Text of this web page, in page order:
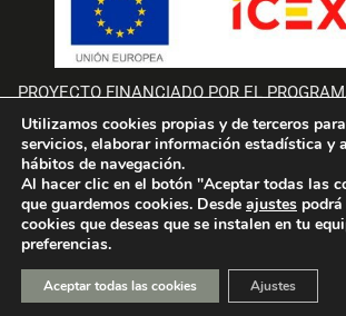
PROYECTO FINANCIADO POR EL
LA UNIÓN EUROPEA
La empresa Bodegas Valdemar participa en el
financiado por fondos de la Unión Europea, para
adversas de la retirada del Reino Unido de la Unión.
ICEX en 2023.
ladinamo
Utilizamos cookies propias y de terceros
servicios, elaborar información estadística y
hábitos de navegación.
Al hacer clic en el botón "Aceptar todas las
que guardemos cookies. Desde ajustes
cookies que deseas que se instalen en tu
preferencias.
Aceptar todas las cookies Ajustes